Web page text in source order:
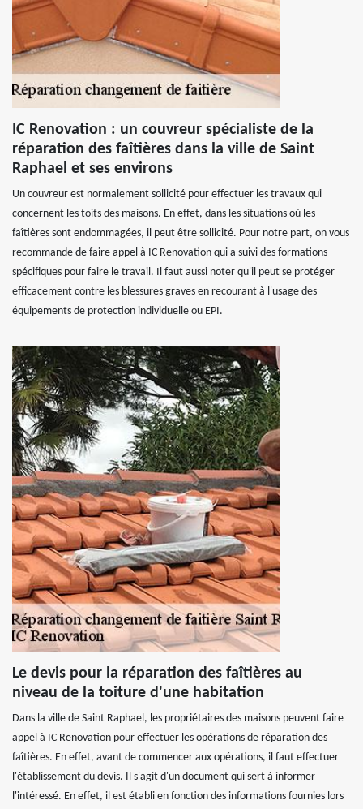
IC Renovation : un couvreur spécialiste de la
réparation des faîtières dans la ville de Saint
Raphael et ses environs
Un couvreur est normalement sollicité pour effectuer les travaux qui
concernent les toits des maisons. En effet, dans les situations où les
faîtières sont endommagées, il peut être sollicité. Pour notre part, on vous
recommande de faire appel à IC Renovation qui a suivi des formations
spécifiques pour faire le travail. Il faut aussi noter qu'il peut se protéger
efficacement contre les blessures graves en recourant à l'usage des
équipements de protection individuelle ou EPI.
Le devis pour la réparation des faîtières au
niveau de la toiture d'une habitation
Dans la ville de Saint Raphael, les propriétaires des maisons peuvent faire
appel à IC Renovation pour effectuer les opérations de réparation des
faîtières. En effet, avant de commencer aux opérations, il faut effectuer
l'établissement du devis. Il s'agit d'un document qui sert à informer
l'intéressé. En effet, il est établi en fonction des informations fournies lors